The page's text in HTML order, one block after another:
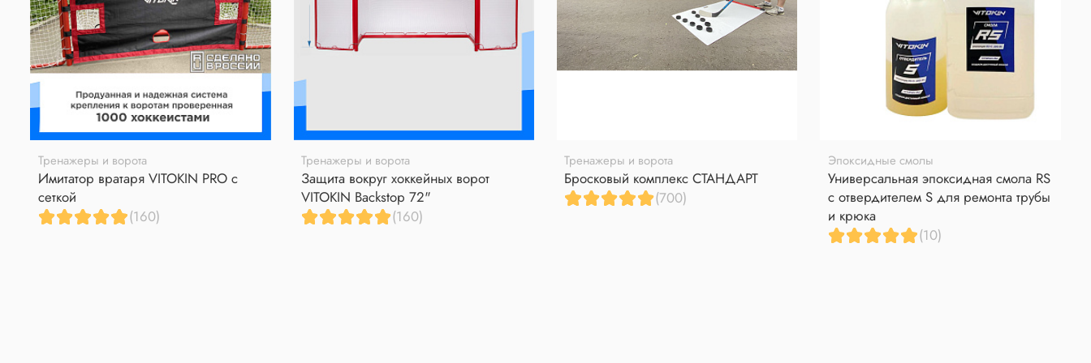
Тренажеры и ворота
Имитатор вратаря VITOKIN PRO с
сеткой
(160)
Тренажеры и ворота
Защита вокруг хоккейных ворот
VITOKIN Backstop 72"
(160)
Тренажеры и ворота
Бросковый комплекс СТАНДАРТ
(700)
Эпоксидные смолы
Универсальная эпоксидная смола RS
с отвердителем S для ремонта трубы
и крюка
(10)